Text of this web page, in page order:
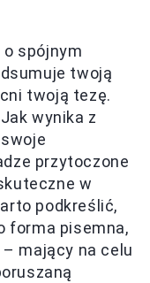
o spójnym
twoją
twoją tezę.
wynika z
przytoczone
w
podkreślić,
forma pisemna,
mający na celu